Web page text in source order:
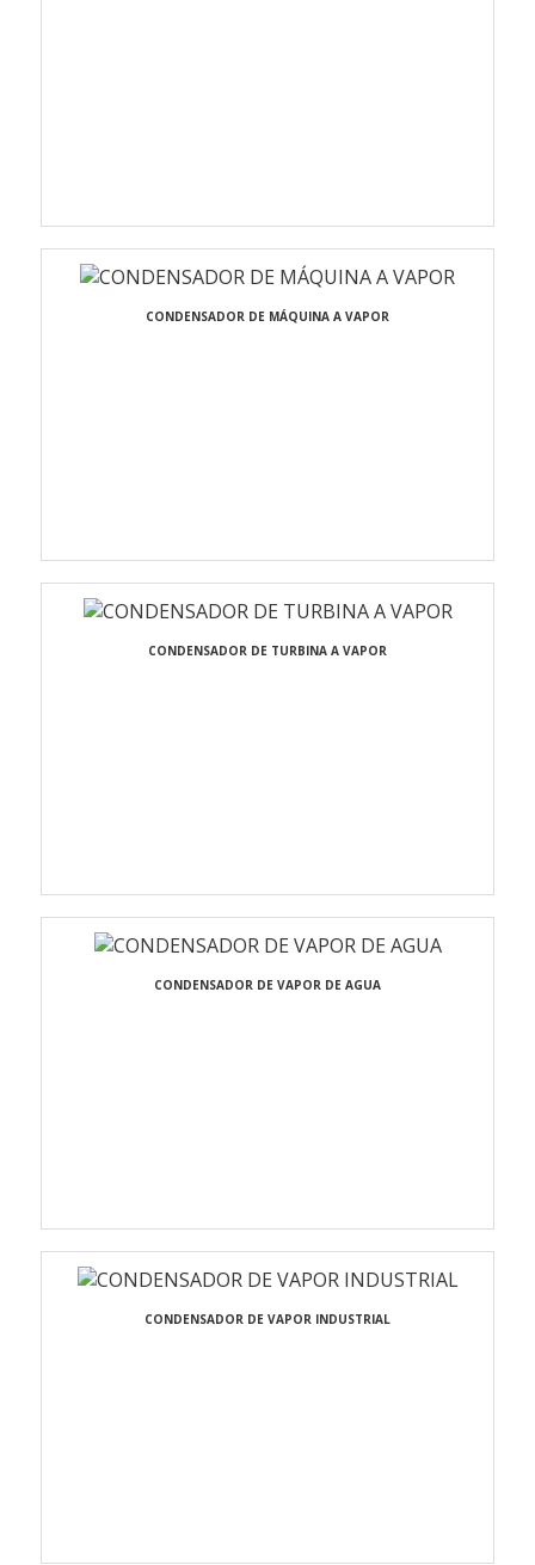
CONDENSADOR DE MÁQUINA A VAPOR
CONDENSADOR DE TURBINA A VAPOR
CONDENSADOR DE VAPOR DE AGUA
CONDENSADOR DE VAPOR INDUSTRIAL